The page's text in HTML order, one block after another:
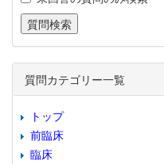
質問カテゴリー一覧
トップ
前臨床
臨床